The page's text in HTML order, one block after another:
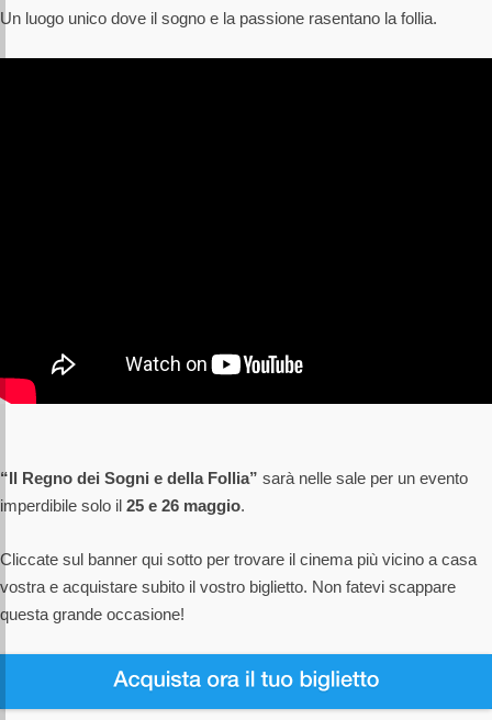
Un luogo unico dove il sogno e la passione rasentano la follia.
“Il Regno dei Sogni e della Follia” sarà nelle sale per un evento
imperdibile solo il 25 e 26 maggio.
Cliccate sul banner qui sotto per trovare il cinema più vicino a casa
vostra e acquistare subito il vostro biglietto. Non fatevi scappare
questa grande occasione!